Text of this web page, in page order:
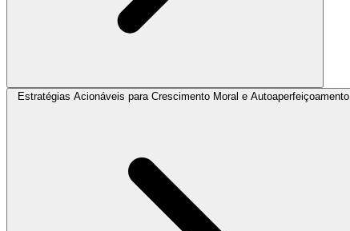
Estratégias Acionáveis para Crescimento Moral e Autoaperfeiçoamento